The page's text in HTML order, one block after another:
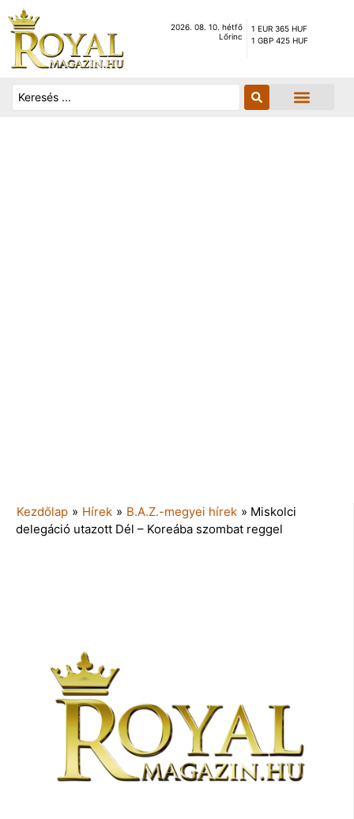
2026. 08. 10. hétfő
Lőrinc
1 EUR 365 HUF
1 GBP 425 HUF
Kezdőlap » Hírek » B.A.Z.-megyei hírek » Miskolci
delegáció utazott Dél – Koreába szombat reggel